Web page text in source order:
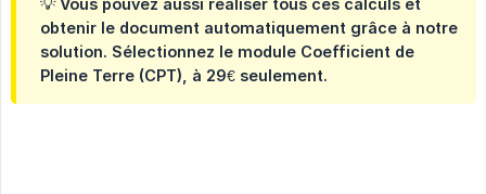
💡 Vous pouvez aussi réaliser tous ces calculs et
obtenir le document automatiquement grâce à notre
solution. Sélectionnez le module Coefficient de
Pleine Terre (CPT), à 29€ seulement.